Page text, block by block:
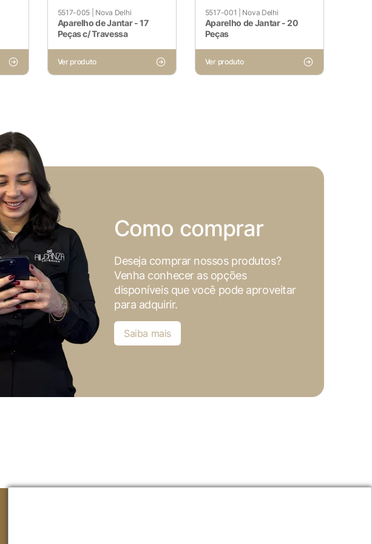
5517-005 Nova Delhi
Aparelho de Jantar - 17
Peças c/ Travessa
Ver produto
5517-001 Nova Delhi
Aparelho de Jantar - 20
Peças
Ver produto
Como comprar
Deseja comprar nossos produtos?
Venha conhecer as opções
disponíveis que você pode aproveitar
para adquirir.
Saiba mais